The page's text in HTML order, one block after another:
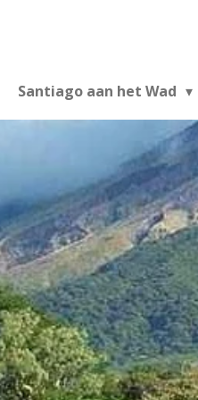
Santiago aan het Wad